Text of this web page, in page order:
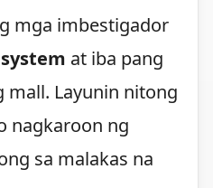
mga imbestigador
at iba pang
mall. Layunin nitong
nagkaroon ng
sa malakas na